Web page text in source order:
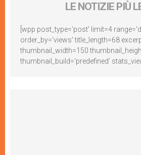
LE NOTIZIE PIÙ
[wpp post_type='post' limit=4
order_by='views' title_length=68
thumbnail_width=150
thumbnail_build='predefined'